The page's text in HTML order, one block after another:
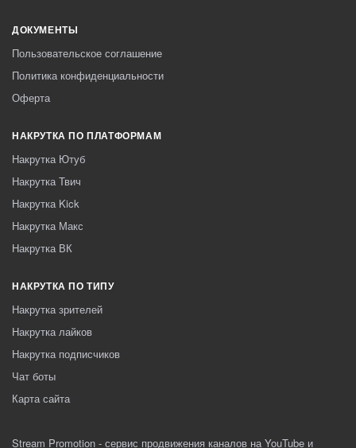
ДОКУМЕНТЫ
Пользовательское соглашение
Политика конфиденциальности
Оферта
НАКРУТКА ПО ПЛАТФОРМАМ
Накрутка Ютуб
Накрутка Твич
Накрутка Kick
Накрутка Макс
Накрутка ВК
НАКРУТКА ПО ТИПУ
Накрутка зрителей
Накрутка лайков
Накрутка подписчиков
Чат боты
Карта сайта
Stream Promotion - сервис продвижения каналов на YouTube и